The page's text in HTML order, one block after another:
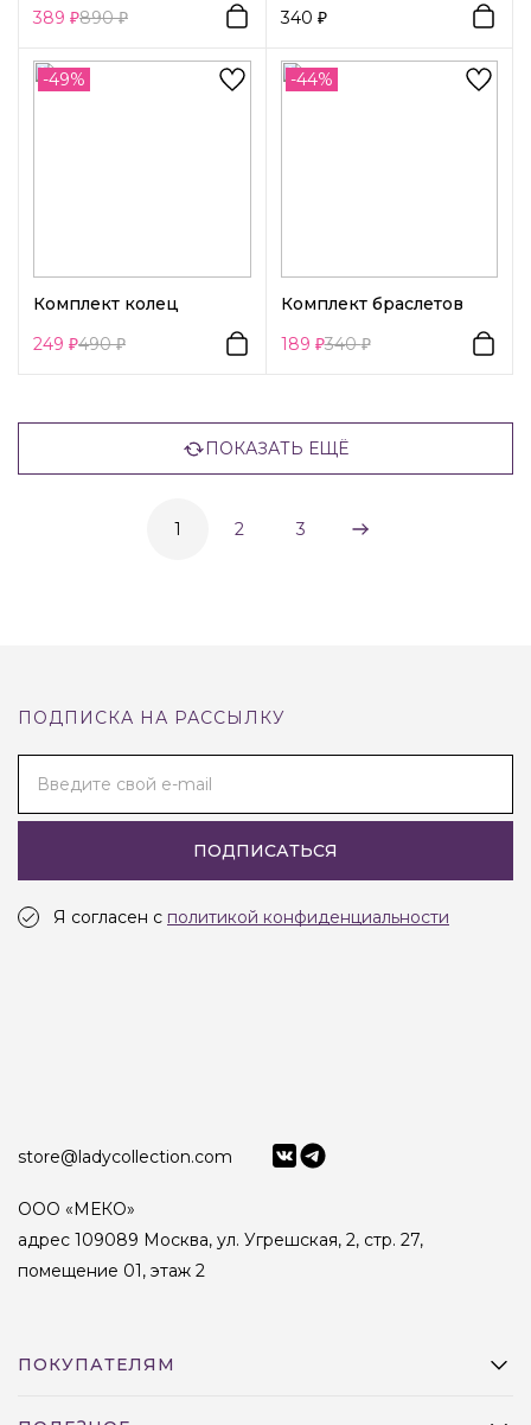
389
890
340
-49%
Комплект колец
249
490
-44%
Комплект браслетов
189
340
ПОКАЗАТЬ ЕЩЁ
1 2 3
ПОДПИСКА НА РАССЫЛКУ
Введите свой e-mail
ПОДПИСАТЬСЯ
Я согласен с политикой конфиденциальности
store@ladycollection.com
ООО «МЕКО»
адрес 109089 Москва, ул. Угрешская, 2, стр. 27,
помещение 01, этаж 2
ПОКУПАТЕЛЯМ